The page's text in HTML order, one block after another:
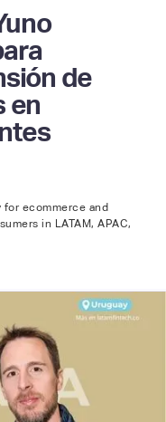
de
en
ecommerce and
in LATAM, APAC,